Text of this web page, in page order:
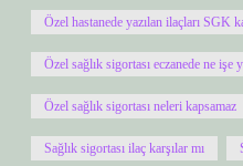
Özel hastanede yazılan ilaçları SGK
Özel sağlık sigortası eczanede ne işe
Özel sağlık sigortası neleri kapsamaz
Sağlık sigortası ilaç karşılar mı